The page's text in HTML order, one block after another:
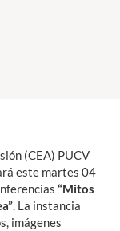
(CEA) PUCV
este martes 04
“Mitos
. La instancia
imágenes